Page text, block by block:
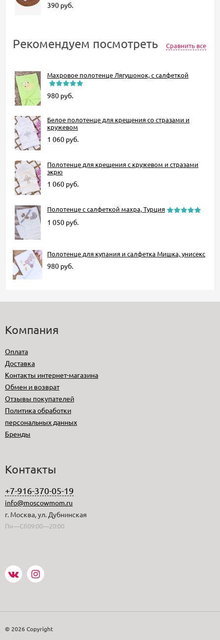
390 руб.
Рекомендуем посмотреть Сравнить все
Махровое полотенце Лягушонок, с салфеткой
980 руб.
Белое полотенце для крещения со стразами и
кружевом
1 060 руб.
Полотенце для крещения с кружевом и стразами
экрю
1 060 руб.
Полотенце с салфеткой махра, Турция
1 050 руб.
Полотенце для купания и салфетка Мишка, унисекс
980 руб.
Компания
Оплата
Доставка
Контакты интернет-магазина
Обмен и возврат
Отзывы покупателей
Политика обработки
персональных данных
Бренды
Контакты
+7-916-370-05-19
info@moscowmom.ru
г. Москва, ул. Дубнинская
Пн—Сб09:00—20:00
© 2026 Copyright